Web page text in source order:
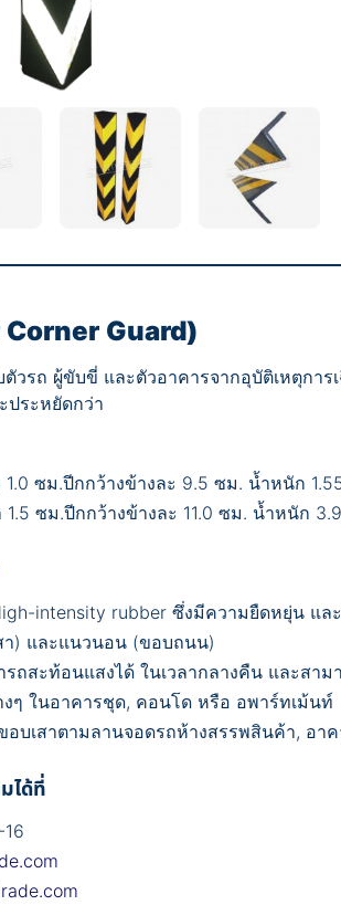
Guard)
วรถ ผู้ขับขี่ และตัวอาคารจากอุบัติเหตุกา
ประหยัดกว่า
ซม.ปีกกว้างข้างละ 9.5 ซม. น้ำหนัก
ซม.ปีกกว้างข้างละ 11.0 ซม. น้ำหนัก
intensity rubber ซึ่งมีความยืดหยุ่น แล
า) และแนวนอน (ขอบถนน)
ถสะท้อนแสงได้ ในเวลากลางคืน และสา
ๆ ในอาคารชุด, คอนโด หรือ อพาร์ทเม้นท์
บเสาตามลานจอดรถห้างสรรพสินค้า, อา
ได้ที่